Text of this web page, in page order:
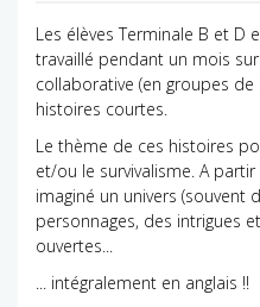
Les élèves Terminale B et D
travaillé pendant un mois
collaborative (en groupes
histoires courtes.
Le thème de ces histoires
et/ou le survivalisme. A
imaginé un univers (souvent
personnages, des intrigues
ouvertes...
... intégralement en anglais !!